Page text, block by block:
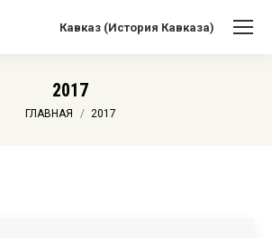
Кавказ (История Кавказа)
2017
Вы здесь:
ГЛАВНАЯ 2017